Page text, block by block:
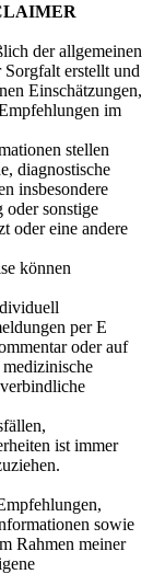
der allgemeinen
erstellt und
Einschätzungen,
im
stellen
diagnostische
insbesondere
oder sonstige
oder eine andere
können
per E
oder auf
ist immer
sowie
Rahmen meiner